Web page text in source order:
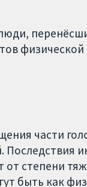
части
степени
быть как